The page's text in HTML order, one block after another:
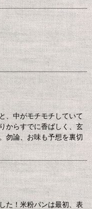
、中がモチモチしていて
からすでに香ばしく、玄
勿論、お味も予想を裏切
た！米粉パンは最初、表